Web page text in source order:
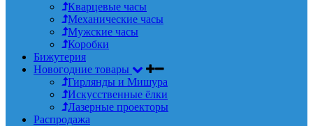
Кварцевые часы
Механические часы
Мужские часы
Коробки
Бижутерия
Новогодние товары
Гирлянды и Мишура
Искусственные ёлки
Лазерные проекторы
Распродажа